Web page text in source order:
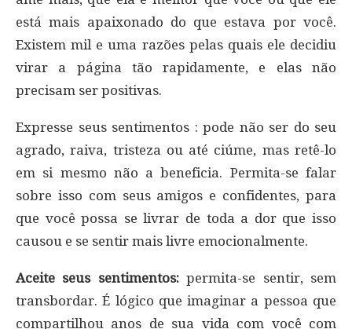
está mais apaixonado do que estava por você.
Existem mil e uma razões pelas quais ele decidiu
virar a página tão rapidamente, e elas não
precisam ser positivas.
Expresse seus sentimentos : pode não ser do seu
agrado, raiva, tristeza ou até ciúme, mas retê-lo
em si mesmo não a beneficia. Permita-se falar
sobre isso com seus amigos e confidentes, para
que você possa se livrar de toda a dor que isso
causou e se sentir mais livre emocionalmente.
Aceite seus sentimentos:permita-se sentir, sem
transbordar. É lógico que imaginar a pessoa que
compartilhou anos de sua vida com você com